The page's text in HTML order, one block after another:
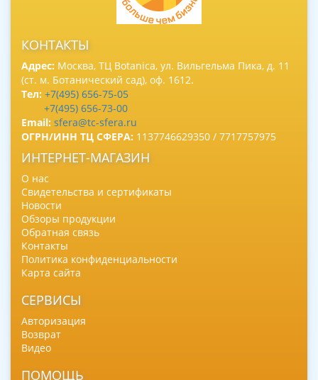
КОНТАКТЫ
Адрес: Москва, ТЦ Botanica, ул. Вильгельма Пика, д. 11
(ст. м. Ботанический сад), оф. 1612.
Тел: +7(495) 656-75-05
+7(495) 656-73-00
Email: sfera@tc-sfera.ru
ОГРН/ИНН ТЦ СФЕРА: 1137746629350 / 7717757975
ИНТЕРНЕТ-МАГАЗИН
О нас
Свидетельства и сертификаты
Новости
Обзоры продукции
Обратная связь
Контакты
Политика конфиденциальности
Карта сайта
СЕРВИСЫ
Авторизация
Возврат
Видео
ПОМОЩЬ